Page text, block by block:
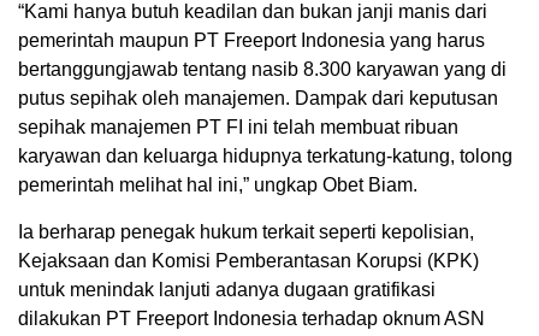
“Kami hanya butuh keadilan dan bukan janji manis dari
pemerintah maupun PT Freeport Indonesia yang harus
bertanggungjawab tentang nasib 8.300 karyawan yang di
putus sepihak oleh manajemen. Dampak dari keputusan
sepihak manajemen PT FI ini telah membuat ribuan
karyawan dan keluarga hidupnya terkatung-katung, tolong
pemerintah melihat hal ini,” ungkap Obet Biam.
Ia berharap penegak hukum terkait seperti kepolisian,
Kejaksaan dan Komisi Pemberantasan Korupsi (KPK)
untuk menindak lanjuti adanya dugaan gratifikasi
dilakukan PT Freeport Indonesia terhadap oknum ASN